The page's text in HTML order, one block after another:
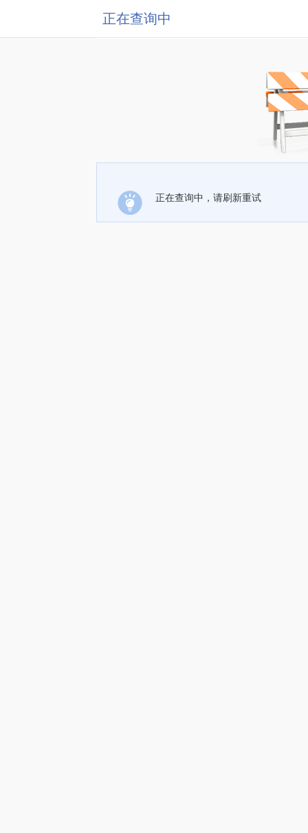
正在查询中
正在查询中，请刷新重试